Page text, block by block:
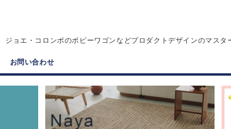
ジョエ・コロンボのボビーワゴンなどプロダクトデザインのマス
お問い合わせ